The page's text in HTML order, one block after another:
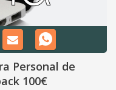
Personal de
100€